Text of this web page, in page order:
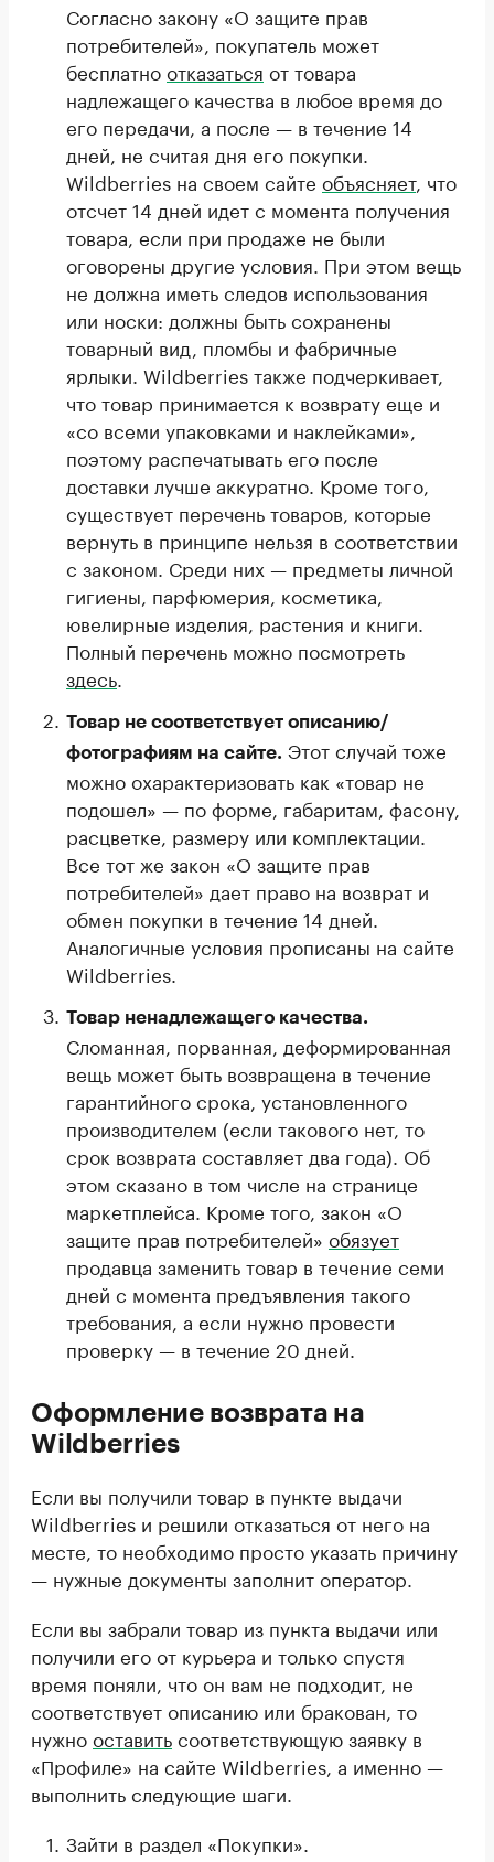
Согласно закону «О защите прав
потребителей», покупатель может
бесплатноотказаться от товара
надлежащего качества в любое время до
его передачи, а после — в течение 14
дней, не считая дня его покупки.
Wildberries на своем сайте объясняет, что
отсчет 14 дней идет с момента получения
товара, если при продаже не были
оговорены другие условия. При этом вещь
не должна иметь следов использования
или носки: должны быть сохранены
товарный вид, пломбы и фабричные
ярлыки. Wildberries также подчеркивает,
что товар принимается к возврату еще и
«со всеми упаковками и наклейками»,
поэтому распечатывать его после
доставки лучше аккуратно. Кроме того,
существует перечень товаров, которые
вернуть в принципе нельзя в соответствии
с законом. Среди них — предметы личной
гигиены, парфюмерия, косметика,
ювелирные изделия, растения и книги.
Полный перечень можно посмотреть
здесь.
Товар не соответствует описанию/
фотографиям на сайте. Этот случай тоже
можно охарактеризовать как «товар не
подошел» — по форме, габаритам, фасону,
расцветке, размеру или комплектации.
Все тот же закон «О защите прав
потребителей» дает право на возврат и
обмен покупки в течение 14 дней.
Аналогичные условия прописаны на сайте
Wildberries.
Товар ненадлежащего качества.
Сломанная, порванная, деформированная
вещь может быть возвращена в течение
гарантийного срока, установленного
производителем (если такового нет, то
срок возврата составляет два года). Об
этом сказано в том числе на странице
маркетплейса. Кроме того, закон «О
защите прав потребителей» обязует
продавца заменить товар в течение семи
дней с момента предъявления такого
требования, а если нужно провести
проверку — в течение 20 дней.
Оформление возврата на
Wildberries
Если вы получили товар в пункте выдачи
Wildberries и решили отказаться от него на
месте, то необходимо просто указать причину
— нужные документы заполнит оператор.
Если вы забрали товар из пункта выдачи или
получили его от курьера и только спустя
время поняли, что он вам не подходит, не
соответствует описанию или бракован, то
нужнооставитьсоответствующую заявку в
«Профиле» на сайте Wildberries, а именно —
выполнить следующие шаги.
Зайти в раздел «Покупки».